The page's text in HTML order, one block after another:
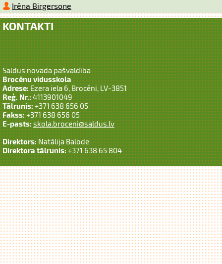
Irēna Birgersone
KONTAKTI
Saldus novada pašvaldība
Brocēnu vidusskola
Adrese:Ezera iela 6, Brocēni, LV-3851
Reģ. Nr.:4113901049
Tālrunis:+371 638 656 05
Fakss:+371 638 656 05
E-pasts:skola.broceni@saldus.lv
Direktors:Natālija Balode
Direktora tālrunis:+371 638 65 804